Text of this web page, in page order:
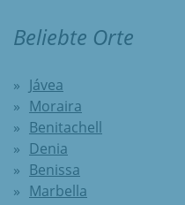
Beliebte Orte
Jávea
Moraira
Benitachell
Denia
Benissa
Marbella